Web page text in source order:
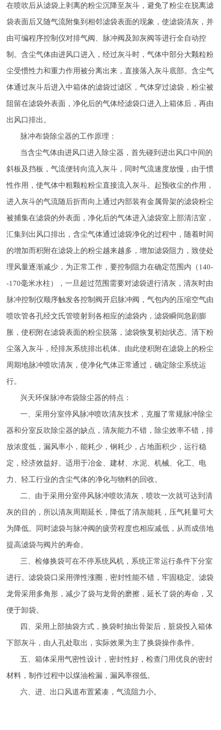
在喷吹后从滤袋上剥离的粉尘沉降至灰斗，避免了粉尘在脱离滤
袋表面后又随气流附集到相邻滤袋表面的现象，使滤袋清灰，并
由可编程序控制仪对排气阀、脉冲阀及卸灰阀等进行全自动控
制。含尘气体由进风口进入，经过灰斗时，气体中部分大颗粒粉
尘受惯性力和重力作用被分离出来，直接落入灰斗底部。含尘气
体通过灰斗后进入中箱体的滤袋过滤区，气体穿过滤袋，粉尘被
阻留在滤袋外表面，净化后的气体经滤袋口进入上箱体后，再由
出风口排出。
脉冲布袋除尘器的工作原理：
当含尘气体由进风口进入除尘器，首先碰到进出风口中间的
斜板及挡板，气流便转向流入灰斗，同时气流速度放慢，由于惯
性作用，使气体中粗颗粒粉尘直接流入灰斗。起预收尘的作用，
进入灰斗的气流随后折而向上通过内部装有金属骨架的滤袋粉尘
被捕集在滤袋的外表面，净化后的气体进入滤袋室上部清洁室，
汇集到出风口排出，含尘气体通过滤袋净化的过程中，随着时间
的增加而积附在滤袋上的粉尘越来越多，增加滤袋阻力，致使处
理风量逐渐减少，为正常工作，要控制阻力在确定范围内（140-
-170毫米水柱），一旦超过范围需要对滤袋进行清灰，清灰时由
脉冲控制仪顺序触发各控制阀开启脉冲阀，气包内的压缩空气由
喷吹管各孔经文氏管喷射到各相应的滤袋内，滤袋瞬间急剧膨
胀，使积附在滤袋表面的粉尘脱落，滤袋恢复初始状态。清下粉
尘落入灰斗，经排灰系统排出机体。由此使积附在滤袋上的粉尘
周期地脉冲喷吹清灰，使净化气体正常通过，确定除尘系统运
行。
兴天环保脉冲布袋除尘器的特点：
一、采用分室停风脉冲喷吹清灰技术，克服了常规脉冲除尘
器和分室反吹除尘器的缺点，清灰能力不错，除尘效率不错，排
放浓度低，漏风率小，能耗少，钢耗少，占地面积少，运行稳
定，经济效益好。适用于冶金、建材、水泥、机械、化工、电
力、轻工行业的含尘气体的净化与物料的回收。
二、由于采用分室停风脉冲喷吹清灰，喷吹一次就可达到清
灰的目的，所以清灰周期延长，降低了清灰能耗，压气耗量可大
为降低。同时滤袋与脉冲阀的疲劳程度也相应减低，从而成倍地
提高滤袋与阀片的寿命。
三、检修换袋可在不停系统风机，系统正常运行条件下分室
进行。滤袋袋口采用弹性涨圈，密封性能不错，牢固稳定。滤袋
龙骨采用多角形，减少了袋与龙骨的磨擦，延长了袋的寿命，又
便于卸袋。
四、采用上部抽袋方式，换袋时抽出骨架后，脏袋投入箱体
下部灰斗，由人孔处取出，实际效果为主了换袋操作条件。
五、箱体采用气密性设计，密封性好，检查门用优良的密封
材料，制作过程中以煤油检漏，漏风率很低。
六、进、出口风道布置紧凑，气流阻力小。